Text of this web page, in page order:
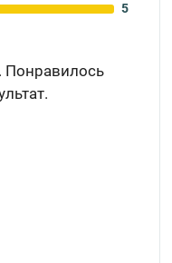
5
Понравилось